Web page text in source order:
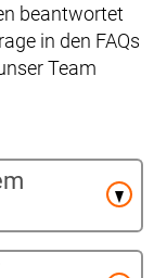
beantwortet
in den FAQs
Team